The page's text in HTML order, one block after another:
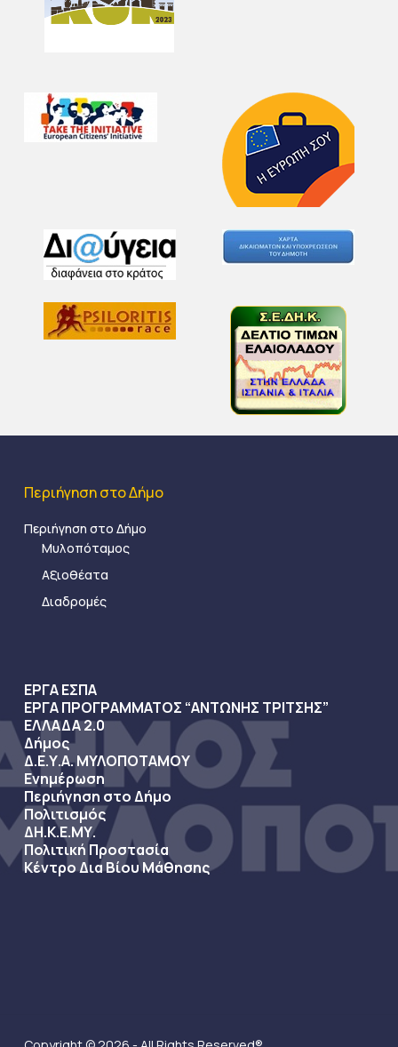
Περιήγηση στο Δήμο
Περιήγηση στο Δήμο
Μυλοπόταμος
Αξιοθέατα
Διαδρομές
ΕΡΓΑ ΕΣΠΑ
ΕΡΓΑ ΠΡΟΓΡΑΜΜΑΤΟΣ “ΑΝΤΩΝΗΣ ΤΡΙΤΣΗΣ”
ΕΛΛΑΔΑ 2.0
Δήμος
Δ.Ε.Υ.Α. ΜΥΛΟΠΟΤΑΜΟΥ
Ενημέρωση
Περιήγηση στο Δήμο
Πολιτισμός
ΔΗ.Κ.Ε.ΜΥ.
Πολιτική Προστασία
Κέντρο Δια Βίου Μάθησης